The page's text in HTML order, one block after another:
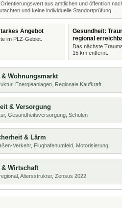
aus amtlichen und öffentlich
und keine individuelle Standortprüfung.
Angebot
im PLZ-Gebiet.
Gesundheit:
regional
Das nächste
15 km entfernt.
Wohnungsmarkt
Energieanlagen, Regionale Kaufkraft
& Versorgung
Gesundheitsversorgung, Schulen
& Lärm
Verkehr, Flughafenumfeld, Motorisierung
& Wirtschaft
Altersstruktur, Zensus 2022